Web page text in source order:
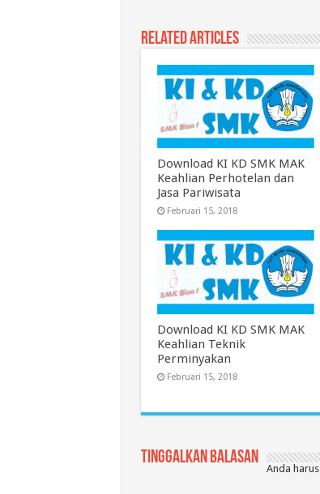
Related Articles
Download KI KD SMK MAK
Keahlian Perhotelan dan
Jasa Pariwisata
Februari 15, 2018
Download KI KD SMK MAK
Keahlian Teknik
Perminyakan
Februari 15, 2018
Tinggalkan Balasan
Anda harus